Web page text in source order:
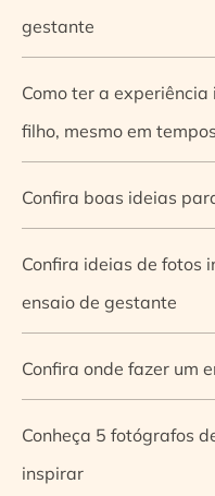
gestante
Como ter a
filho, mesmo em
Confira boas ideias
Confira ideias de fotos
ensaio de gestante
Confira onde fazer um
Conheça 5 fotógrafos
inspirar